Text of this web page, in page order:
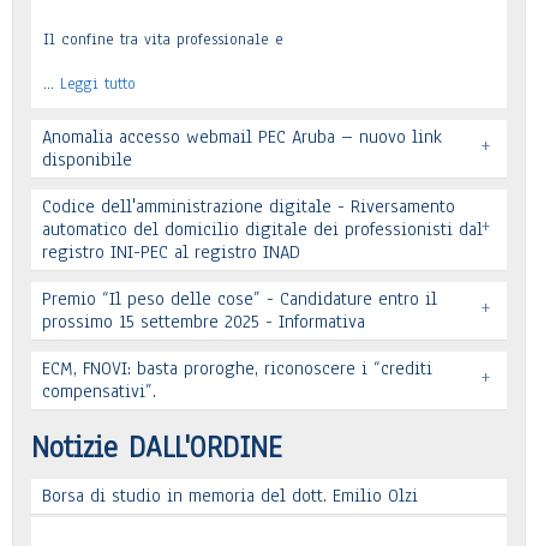
Il confine tra vita professionale e
… Leggi tutto
Anomalia accesso webmail PEC Aruba – nuovo link
disponibile
+
Leggi tutto
Codice dell'amministrazione digitale - Riversamento
automatico del domicilio digitale dei professionisti dal
registro INI-PEC al registro INAD
+
Leggi tutto
Premio “Il peso delle cose” - Candidature entro il
prossimo 15 settembre 2025 - Informativa
+
Premio “Il peso delle cose” - Candidature
… Leggi tutto
ECM, FNOVI: basta proroghe, riconoscere i “crediti
compensativi”.
+
Leggi tutto
Notizie DALL'ORDINE
Borsa di studio in memoria del dott. Emilio Olzi